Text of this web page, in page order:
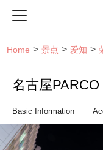
Home 景点 爱知
名古屋PARCO
Basic Information